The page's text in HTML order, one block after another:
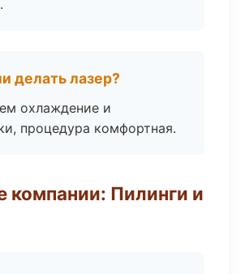
делать лазер?
охлаждение и
процедура комфортная.
компании: Пилинги и